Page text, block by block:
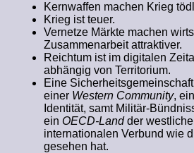
Kernwaffen machen Krieg
Krieg ist teuer.
Vernetze Märkte machen
Zusammenarbeit attraktiver.
Reichtum ist im digitalen
abhängig von Territorium.
Eine
einer Western Community,
Identität, samt Militär-
ein OECD-Land der
internationalen Verbund wie
gesehen hat.